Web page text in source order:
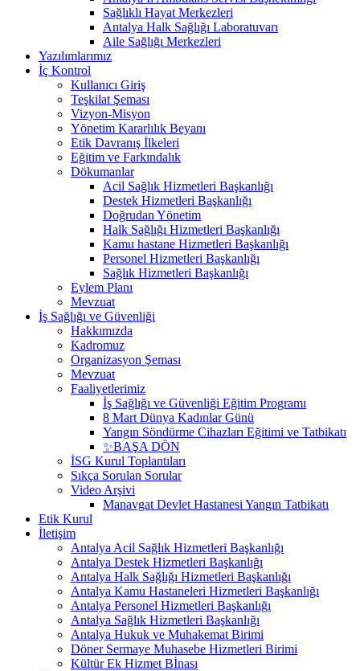
Sağlıklı Hayat Merkezleri
Antalya Halk Sağlığı Laboratuvarı
Aile Sağlığı Merkezleri
Yazılımlarımız
İç Kontrol
Kullanıcı Giriş
Teşkilat Şeması
Vizyon-Misyon
Yönetim Kararlılık Beyanı
Etik Davranış İlkeleri
Eğitim ve Farkındalık
Dökumanlar
Acil Sağlık Hizmetleri Başkanlığı
Destek Hizmetleri Başkanlığı
Doğrudan Yönetim
Halk Sağlığı Hizmetleri Başkanlığı
Kamu hastane Hizmetleri Başkanlığı
Personel Hizmetleri Başkanlığı
Sağlık Hizmetleri Başkanlığı
Eylem Planı
Mevzuat
İş Sağlığı ve Güvenliği
Hakkımızda
Kadromuz
Organizasyon Şeması
Mevzuat
Faaliyetlerimiz
İş Sağlığı ve Güvenliği Eğitim Programı
8 Mart Dünya Kadınlar Günü
Yangın Söndürme Cihazları Eğitimi ve Tatbikatı
✨BAŞA DÖN
İSG Kurul Toplantıları
Sıkça Sorulan Sorular
Video Arşivi
Manavgat Devlet Hastanesi Yangın Tatbikatı
Etik Kurul
İletişim
Antalya Acil Sağlık Hizmetleri Başkanlığı
Antalya Destek Hizmetleri Başkanlığı
Antalya Halk Sağlığı Hizmetleri Başkanlığı
Antalya Kamu Hastaneleri Hizmetleri Başkanlığı
Antalya Personel Hizmetleri Başkanlığı
Antalya Sağlık Hizmetleri Başkanlığı
Antalya Hukuk ve Muhakemat Birimi
Döner Sermaye Muhasebe Hizmetleri Birimi
Kültür Ek Hizmet Bİnası